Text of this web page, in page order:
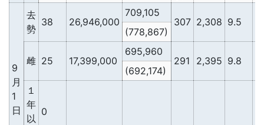
9
月
1
日
去
勢
38 26,946,000
709,105
307 2,308 9.5
(778,867)
雌 25 17,399,000
695,960
291
2,395 9.8
(692,174)
１
年
以
0